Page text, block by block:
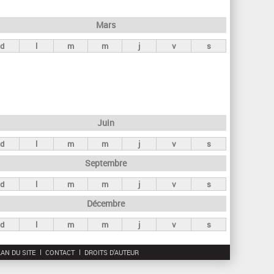
r
c
Mars
d l m m j v s
Juin
d l m m j v s
Septembre
d l m m j v s
Décembre
d l m m j v s
DU SITE CONTACT DROITS D'AUTEUR